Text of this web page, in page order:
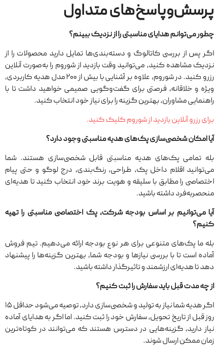
پرسش‌وپاسخ‌های متداول
چطور می‌توانم هدایای مناسبتی را از نزدیک ببینم؟
اگر پس از بررسی کاتالوگ و دسته‌بندی‌ها تمایل دارید محصولات را از
نزدیک مشاهده کنید، می‌توانید وقت بازدید از شوروم را به‌صورت آنلاین
رزرو کنید. در شوروم، علاوه بر آشنایی با بیش از ۲۰۰ مدل هدیه کاربردی،
ویژه و خلاقانه، فرصتی برای گفت‌وگویی صمیمی خواهید داشت تا با
راهنمایی مشاوران، بهترین گزینه را برای نیاز خود انتخاب کنید.
برای رزرو آنلاین بازدید از شوروم کلیک کنید.
آیا امکان شخصی‌سازی پک‌های هدیه مناسبتی وجود دارد؟
بله تمامی پک‌های هدیه مناسبتی قابل شخصی‌سازی هستند. شما
می‌توانید اقلام داخل پک، طراحی، رنگ‌بندی، درج لوگو و حتی پیام
اختصاصی را مطابق با سلیقه و هویت برند خود انتخاب کنید تا هدیه‌ای
منحصربه‌فرد داشته باشید.
آیا می‌توانیم بر اساس بودجه شرکت، پک اختصاصی مناسبتی را تهیه
کنیم؟
بله ما پک‌های متنوعی برای هر نوع بودجه ارائه می‌دهیم. تیم فروش
آماده است تا با بررسی نیازها و بودجه شما، بهترین گزینه‌ها را پیشنهاد
دهد تا هدیه‌ای ارزشمند و تاثیرگذار داشته باشید.
از چه مدت قبل باید سفارش را ثبت کنیم؟
اگر هدیه شما نیاز به تولید و شخصی‌سازی دارد، توصیه می‌شود حداقل ۱۵
روز قبل از تاریخ تحویل، سفارش خود را ثبت کنید. اما اگر به هدایای آماده
نیاز دارید، گزینه‌هایی در دسترس هستند که می‌توانند در کوتاه‌ترین
زمان ممکن ارسال شوند.